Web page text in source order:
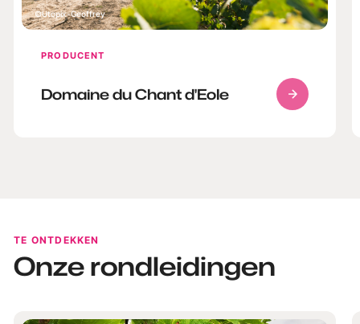
Utopix-Geoffrey
PRODUCENT
Domaine du Chant d'Eole
TE ONTDEKKEN
Onze rondleidingen